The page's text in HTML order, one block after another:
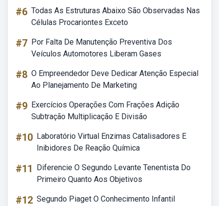
#6 Todas As Estruturas Abaixo São Observadas Nas
Células Procariontes Exceto
#7 Por Falta De Manutenção Preventiva Dos
Veículos Automotores Liberam Gases
#8 O Empreendedor Deve Dedicar Atenção Especial
Ao Planejamento De Marketing
#9 Exercícios Operações Com Frações Adição
Subtração Multiplicação E Divisão
#10 Laboratório Virtual Enzimas Catalisadores E
Inibidores De Reação Química
#11
Diferencie O Segundo Levante Tenentista Do
Primeiro Quanto Aos Objetivos
#12 Segundo Piaget O Conhecimento Infantil